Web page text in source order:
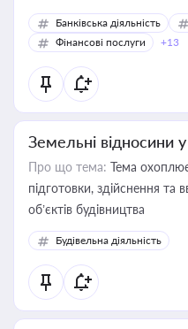
Банківська діяльність
Фінансові послуги
+13
Земельні відносини у
Про що тема: Тема
підготовки, здійснення та
об’єктів будівництва
Будівельна діяльність